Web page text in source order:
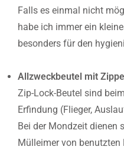
Falls es einmal nicht
habe ich immer ein
besonders für den
Allzweckbeutel mit
Zip-Lock-Beutel sind
Erfindung (Flieger,
Bei der Mondzeit dienen
Mülleimer von benutzten